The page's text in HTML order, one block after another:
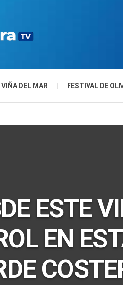
VIÑA DEL MAR FESTIVAL DE
ESTE
EN